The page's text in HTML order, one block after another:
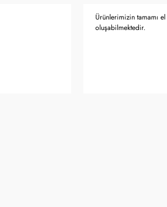
Ürünlerimizin tamamı
oluşabilmektedir.